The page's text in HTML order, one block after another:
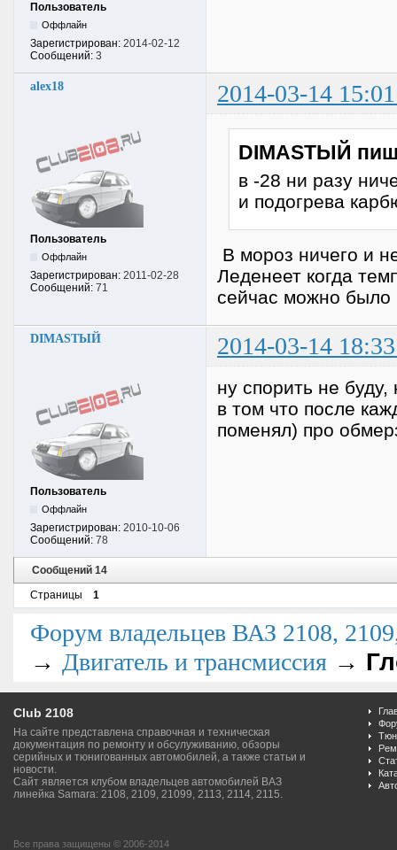
Пользователь
Оффлайн
Зарегистрирован: 2014-02-12
Сообщений: 3
alex18 2014-03-14
Пользователь
Оффлайн
Зарегистрирован: 2011-02-28
Сообщений: 71
DIMASTЫЙ
в -28 ни разу
и подогрева
В мороз ничего и
Леденеет когда
сейчас можно было
DIMASTЫЙ 2014-03-14
Пользователь
Оффлайн
Зарегистрирован: 2010-10-06
Сообщений: 78
ну спорить не
в том что после
поменял) про
Сообщений 14
Страницы
1
Форум владельцев ВАЗ 2108,
→ Двигатель и трансмиссия →
Club 2108
На сайте представлена справочная и техническая
документация по ремонту и обсулуживанию, обзоры
серийных и тюнигованных автомобилей, а также статьи и
новости.
Сайт является клубом владельцев автомобилей ВАЗ
линейка Samara: 2108, 2109, 21099, 2113, 2114, 2115.
Все права защищены © 2006-2014